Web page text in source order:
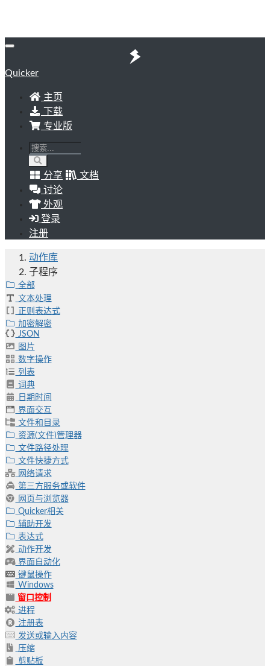
Quicker
主页
下载
专业版
分享
文档
讨论
外观
登录
注册
动作库
子程序
全部
文本处理
正则表达式
加密解密
JSON
图片
数字操作
列表
词典
日期时间
界面交互
文件和目录
资源(文件)管理器
文件路径处理
文件快捷方式
网络请求
第三方服务或软件
网页与浏览器
Quicker相关
辅助开发
表达式
动作开发
界面自动化
键鼠操作
Windows
窗口控制
进程
注册表
发送或输入内容
压缩
剪贴板